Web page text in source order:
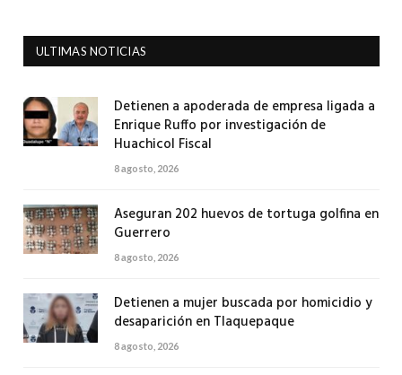
ULTIMAS NOTICIAS
Detienen a apoderada de empresa ligada a
Enrique Ruffo por investigación de
Huachicol Fiscal
8 agosto, 2026
Aseguran 202 huevos de tortuga golfina en
Guerrero
8 agosto, 2026
Detienen a mujer buscada por homicidio y
desaparición en Tlaquepaque
8 agosto, 2026